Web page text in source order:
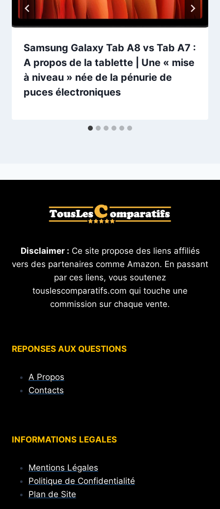
Samsung Galaxy Tab A8 vs Tab A7 :
A propos de la tablette | Une « mise
à niveau » née de la pénurie de
puces électroniques
Disclaimer : Ce site propose des liens affiliés
vers des partenaires comme Amazon. En passant
par ces liens, vous soutenez
touslescomparatifs.com qui touche une
commission sur chaque vente.
REPONSES AUX QUESTIONS
A Propos
Contacts
INFORMATIONS LEGALES
Mentions Légales
Politique de Confidentialité
Plan de Site